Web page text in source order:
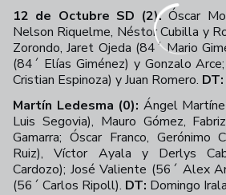
12 de Octubre SD (2):Óscar
Nelson Riquelme, Néstor Cubilla y
Zorondo, Jaret Ojeda (84´ Mario
(84´ Elías Giménez) y Gonzalo
Cristian Espinoza) y Juan Romero. DT:
Martín Ledesma (0): Ángel
Luis Segovia), Mauro Gómez,
Gamarra; Óscar Franco, Gerónimo
Ruiz), Víctor Ayala y Derlys
Cardozo); José Valiente (56´ Alex
(56´ Carlos Ripoll). DT: Domingo